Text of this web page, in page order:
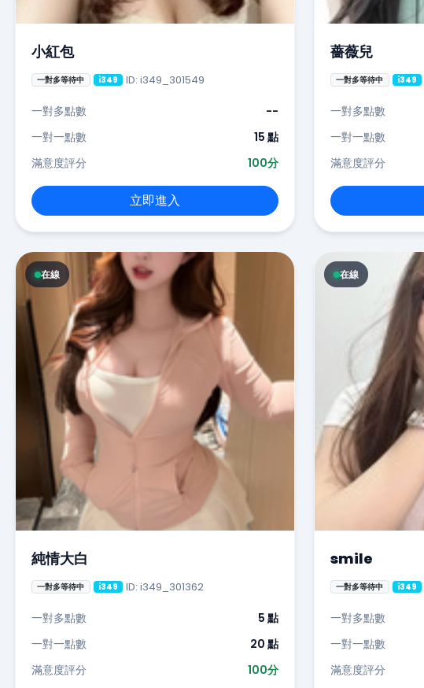
小紅包
一對多等待中 i349 ID: i349_301549
一對多點數
--
一對一點數
15 點
滿意度評分
100分
立即進入
薔薇兒
一對多等待中 i349
一對多點數
一對一點數
滿意度評分
在線
純情大白
一對多等待中 i349 ID: i349_301362
一對多點數
5 點
一對一點數
20 點
滿意度評分
100分
在線
smile
一對多等待中 i349
一對多點數
一對一點數
滿意度評分